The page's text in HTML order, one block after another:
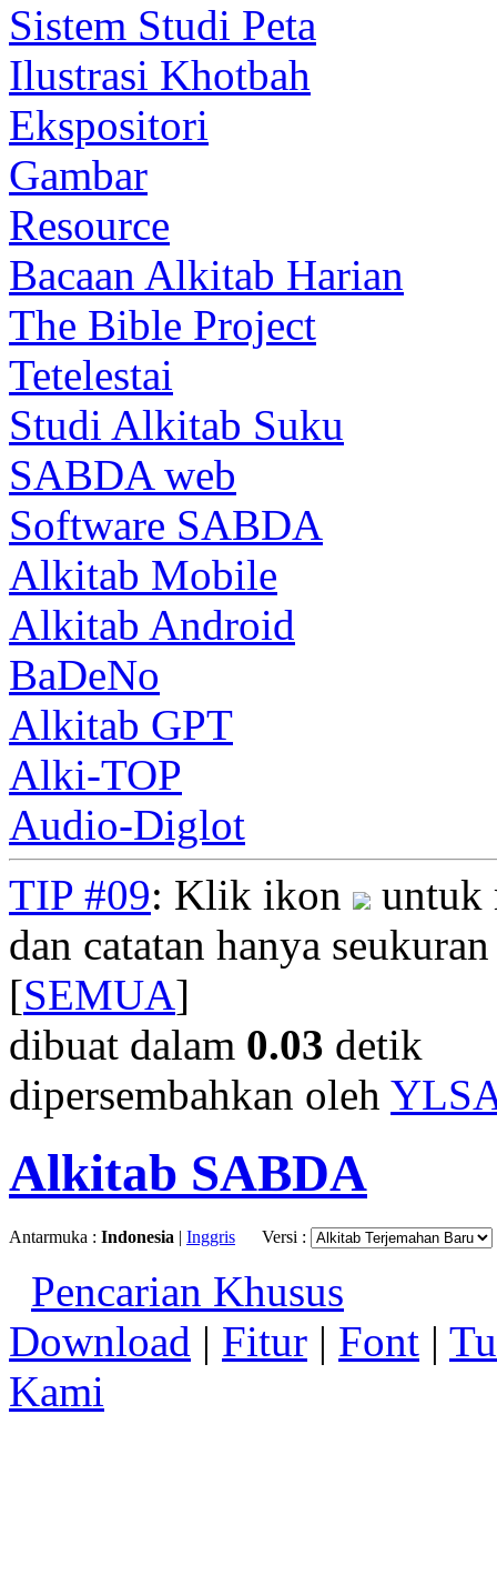
Sistem Studi Peta
Ilustrasi Khotbah
Ekspositori
Gambar
Resource
Bacaan Alkitab Harian
The Bible Project
Tetelestai
Studi Alkitab Suku
SABDA web
Software SABDA
Alkitab Mobile
Alkitab Android
BaDeNo
Alkitab GPT
Alki-TOP
Audio-Diglot
TIP #09: Klik ikon
untuk
dan catatan hanya
[SEMUA]
dibuat dalam 0.03 detik
dipersembahkan oleh
Alkitab SABDA
Antarmuka : Indonesia | Inggris Versi :
Pencarian Khusus
Download | Fitur | Font |
Kami